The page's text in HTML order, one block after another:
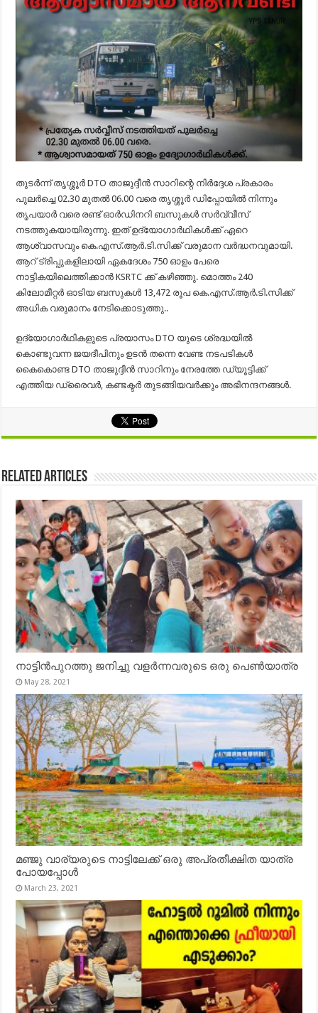
തുടർന്ന് തൃശ്ശൂർ DTO താജുദ്ദീൻ സാറിന്റെ നിർദ്ദേശ പ്രകാരം
പുലർച്ചെ 02.30 മുതൽ 06.00 വരെ തൃശ്ശൂർ ഡിപ്പോയിൽ നിന്നും
തൃപയാർ വരെ രണ്ട് ഓർഡിനറി ബസുകൾ സർവ്വീസ്
നടത്തുകയായിരുന്നു. ഇത് ഉദ്യോഗാർഥികൾക്ക് ഏറെ
ആശ്വാസവും കെ.എസ്.ആർ.ടി.സിക്ക് വരുമാന വർദ്ധനവുമായി.
ആറ് ട്രിപ്പുകളിലായി ഏകദേശം 750 ഓളം പേരെ
നാട്ടികയിലെത്തിക്കാൻ KSRTC ക്ക് കഴിഞ്ഞു. മൊത്തം 240
കിലോമീറ്റർ ഓടിയ ബസുകൾ 13,472 രൂപ കെ.എസ്.ആർ.ടി.സിക്ക്
അധിക വരുമാനം നേടിക്കൊടുത്തു..
ഉദ്യോഗാർഥികളുടെ പ്രയാസം DTO യുടെ ശ്രദ്ധയിൽ
കൊണ്ടുവന്ന ജയദീപിനും ഉടൻ തന്നെ വേണ്ട നടപടികൾ
കൈകൊണ്ട DTO താജുദ്ദീൻ സാറിനും നേരത്തേ ഡ്യൂട്ടിക്ക്
എത്തിയ ഡ്രൈവർ, കണ്ടക്ടർ തുടങ്ങിയവർക്കും അഭിനന്ദനങ്ങൾ.
Related Articles
നാട്ടിൻപുറത്തു ജനിച്ചു വളർന്നവരുടെ ഒരു പെൺയാത്ര
May 28, 2021
മഞ്ജു വാര്യരുടെ നാട്ടിലേക്ക് ഒരു അപ്രതീക്ഷിത യാത്ര
പോയപ്പോൾ
March 23, 2021